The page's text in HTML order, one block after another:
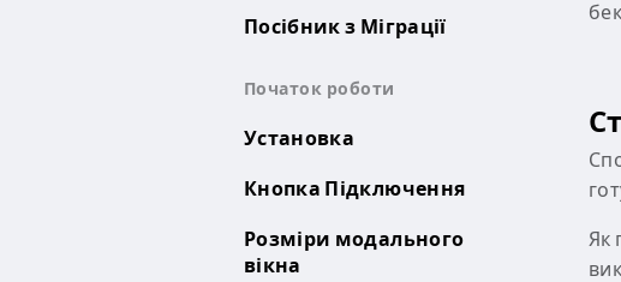
Посібник з Міграції
Початок роботи
Установка
Кнопка Підключення
Розміри модального
вікна
Як